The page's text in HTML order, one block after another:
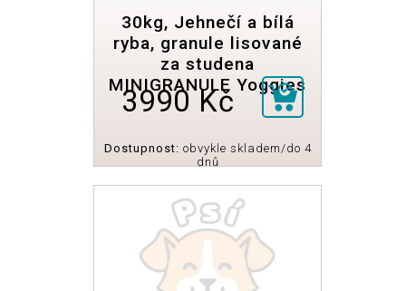
30kg, Jehnečí a bílá
ryba, granule lisované
za studena
MINIGRANULE Yoggies
3990 Kč
Dostupnost: obvykle skladem/do 4
dnů